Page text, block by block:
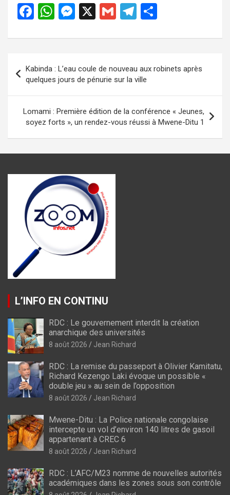
F
ce
b
o
o
k
W
at
s
A
p
p
M
se
g
er
X
G
ail
T
e
a
m
ta
g
er
de
l’article
Kabinda : L’eau coule de nouveau aux robinets après
quelques jours de pénurie sur la ville
Lomami : Première édition de la conférence « Jeunes,
soyez forts », un rendez-vous réussi à Mwene-Ditu 1
L’INFO EN CONTINU
RDC : Le gouvernement interdit la création
anarchique des universités
8 août 2026 Jean Richard
RDC : La remise du passeport à Olivier Kamitatu,
Richard Kezengo Laki évoque un possible «
double jeu » au sein de l’opposition
8 août 2026 Jean Richard
Mwene-Ditu : La Police nationale congolaise
intercepte un vol d’environ 140 litres de gasoil
appartenant à CREC 6
8 août 2026 Jean Richard
RDC : L’AFC/M23 nomme de nouvelles autorités
académiques dans les zones sous son contrôle